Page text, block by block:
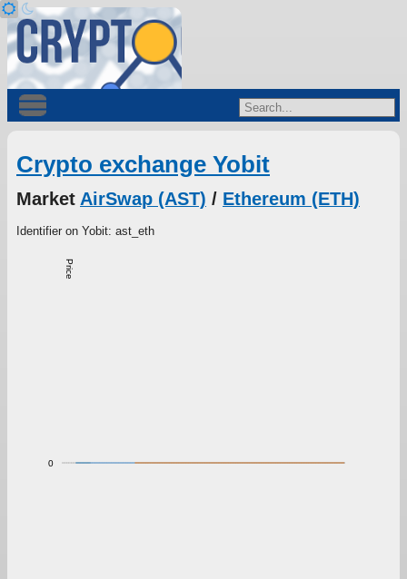
Crypto exchange Yobit
Market AirSwap (AST) / Ethereum (ETH)
Identifier on Yobit: ast_eth
Price
0